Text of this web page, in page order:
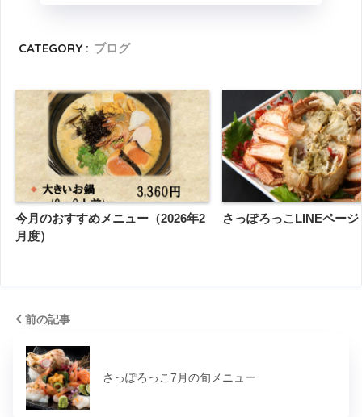
CATEGORY : ブログ
今月のおすすめメニュー（2026年2
月度）
さっぽろっこLINEページ
前の記事
さっぽろっこ7月の旬メニュー